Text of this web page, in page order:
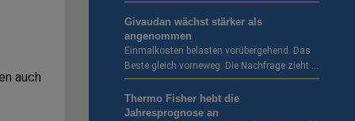
auch
Givaudan wächst stärker als
angenommen
Einmalkosten belasten vorübergehend. Das
Beste gleich vorneweg: Die Nachfrage zieht …
Thermo Fisher hebt die
Jahresprognose an